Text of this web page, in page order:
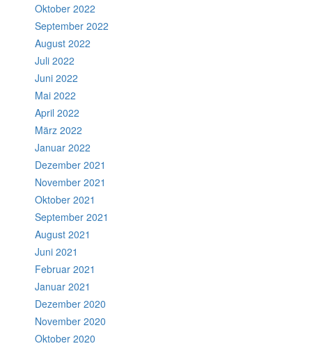
Oktober 2022
September 2022
August 2022
Juli 2022
Juni 2022
Mai 2022
April 2022
März 2022
Januar 2022
Dezember 2021
November 2021
Oktober 2021
September 2021
August 2021
Juni 2021
Februar 2021
Januar 2021
Dezember 2020
November 2020
Oktober 2020